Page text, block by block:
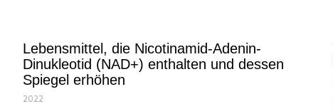
Lebensmittel, die Nicotinamid-Adenin-
Dinukleotid (NAD+) enthalten und dessen
Spiegel erhöhen
2022